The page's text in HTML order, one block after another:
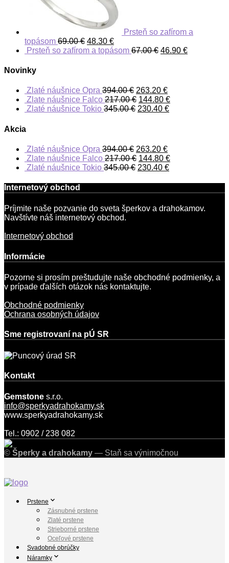
Prsteň so zafírom a
topásom 69.00€ 48.30 €
Prsteň so zafírom a topásom 67.00€ 46.90 €
Novinky
Zlaté náušnice Opra 394.00€ 263.20 €
Zlate náušnice Falco 217.00€ 144.80 €
Zlaté náušnice Tokio 345.00€ 230.40 €
Akcia
Zlaté náušnice Opra 394.00€ 263.20 €
Zlate náušnice Falco 217.00€ 144.80 €
Zlaté náušnice Tokio 345.00€ 230.40 €
Internetový obchod
Príjmite naše pozvanie do sveta šperkov a drahokamov.
Navštívte náš internetový obchod.
Internetový obchod
Informácie
Pozorne si prosím preštudujte naše obchodné podmienky, a
v prípade ďalších otázok nás kontaktujte.
Obchodné podmienky
Ochrana osobných údajov
Sme registrovaní na pÚ SR
Kontakt
Gemstone s.r.o.
info@sperkyadrahokamy.sk
www.sperkyadrahokamy.sk
Tel.: 0902 / 238 082
© Šperky a drahokamy — Staň sa výnimočnou
Prstene
Zásnubné prstene
Zlaté prstene
Strieborné prstene
Oceľové prstene
Svadobné obrúčky
Náramky